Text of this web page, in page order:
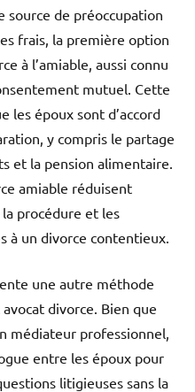
source de préoccupation
frais, la première option
à l’amiable, aussi connu
mutuel. Cette
les époux sont d’accord
y compris le partage
et la pension alimentaire.
amiable réduisent
procédure et les
à un divorce contentieux.
une autre méthode
divorce. Bien que
médiateur professionnel,
entre les époux pour
litigieuses sans la